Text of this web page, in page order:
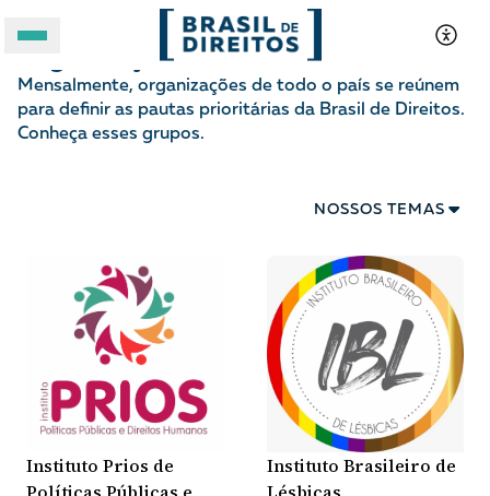
A BRASIL DE DIREITOS
Apoie a Brasil de Direitos
Organizações
Mensalmente, organizações de todo o país se reúnem
para definir as pautas prioritárias da Brasil de Direitos.
Conheça esses grupos.
NOSSOS TEMAS
Instituto Prios de
Instituto Brasileiro de